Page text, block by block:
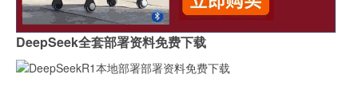
DeepSeek全套部署资料免费下载